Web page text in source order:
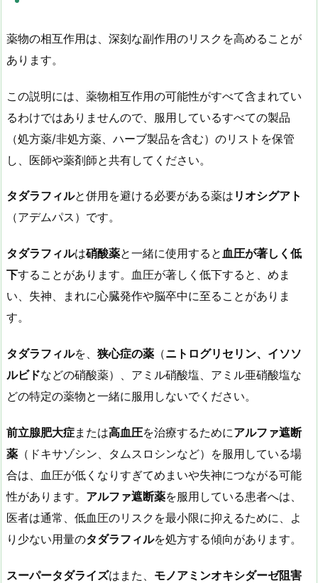
薬物の相互作用は、深刻な副作用のリスクを高めることが
あります。
この説明には、薬物相互作用の可能性がすべて含まれてい
るわけではありませんので、服用しているすべての製品
（処方薬/非処方薬、ハーブ製品を含む）のリストを保管
し、医師や薬剤師と共有してください。
タダラフィルと併用を避ける必要がある薬は リオシグアト
（アデムパス）です。
タダラフィルは硝酸薬と一緒に使用すると血圧が著しく低
下することがあります。血圧が著しく低下すると、めま
い、失神、まれに心臓発作や脳卒中に至ることがありま
す。
タダラフィルを、 狭心症の薬 （ニトログリセリン、イソソ
ルビドなどの硝酸薬）、アミル硝酸塩、アミル亜硝酸塩な
どの特定の薬物と一緒に服用しないでください。
前立腺肥大症または高血圧を治療するためにアルファ遮断
薬 （ドキサゾシン、タムスロシンなど）を服用している場
合は、血圧が低くなりすぎてめまいや失神につながる可能
性があります。 アルファ遮断薬を服用している患者へは、
医者は通常、低血圧のリスクを最小限に抑えるために、よ
り少ない用量のタダラフィルを処方する傾向があります。
スーパータダライズはまた、 モノアミンオキシダーゼ阻害